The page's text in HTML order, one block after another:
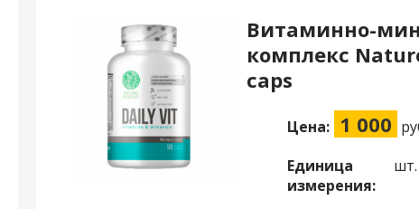
Витаминно-
комплекс
caps
Цена: 1 000
Единица
измерения:
шт.